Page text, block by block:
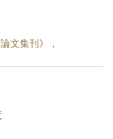
文集刊》，